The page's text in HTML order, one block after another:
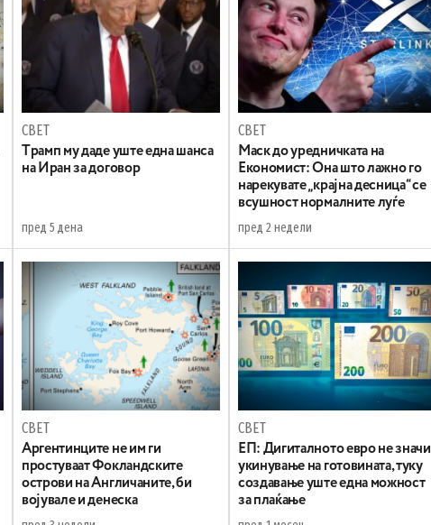
СВЕТ
Tрамп му даде уште една шанса
на Иран за договор
пред 5 дена
СВЕТ
Маск до уредничката на
Економист: Она што лажно го
нарекувате „крајна десница“ се
всушност нормалните луѓе
пред 2 недели
СВЕТ
Аргентинците не им ги
простуваат Фокландските
острови на Англичаните, би
војувале и денеска
СВЕТ
ЕП: Дигиталното евро не значи
укинување на готовината, туку
создавање уште една можност
за плаќање